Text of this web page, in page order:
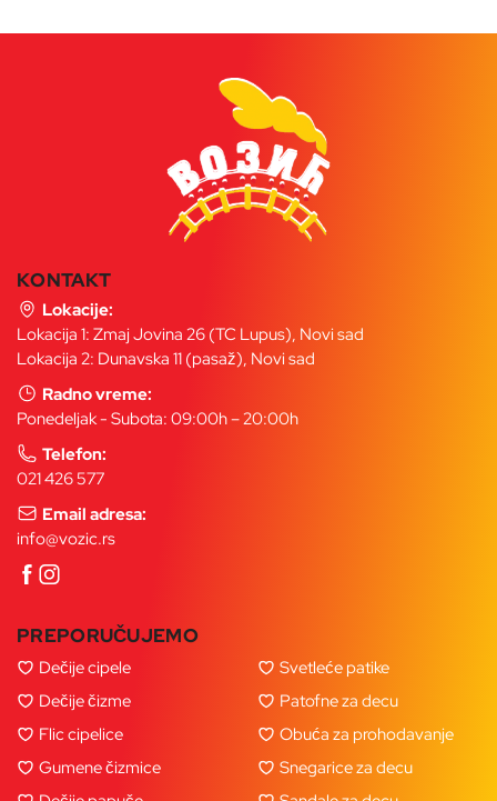
KONTAKT
Lokacije:
Lokacija 1: Zmaj Jovina 26 (TC Lupus), Novi sad
Lokacija 2: Dunavska 11 (pasaž), Novi sad
Radno vreme:
Ponedeljak - Subota: 09:00h – 20:00h
Telefon:
021 426 577
Email adresa:
info@vozic.rs
PREPORUČUJEMO
Dečije cipele
Dečije čizme
Flic cipelice
Gumene čizmice
Svetleće patike
Patofne za decu
Obuća za prohodavanje
Snegarice za decu